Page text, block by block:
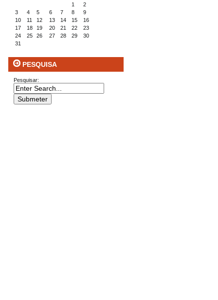
1
2
3
4 5 6 7 8
9
10
11 12 13 14 15
16
17
18 19 20 21 22
23
24
25 26 27 28 29
30
31
PESQUISA
Pesquisar: